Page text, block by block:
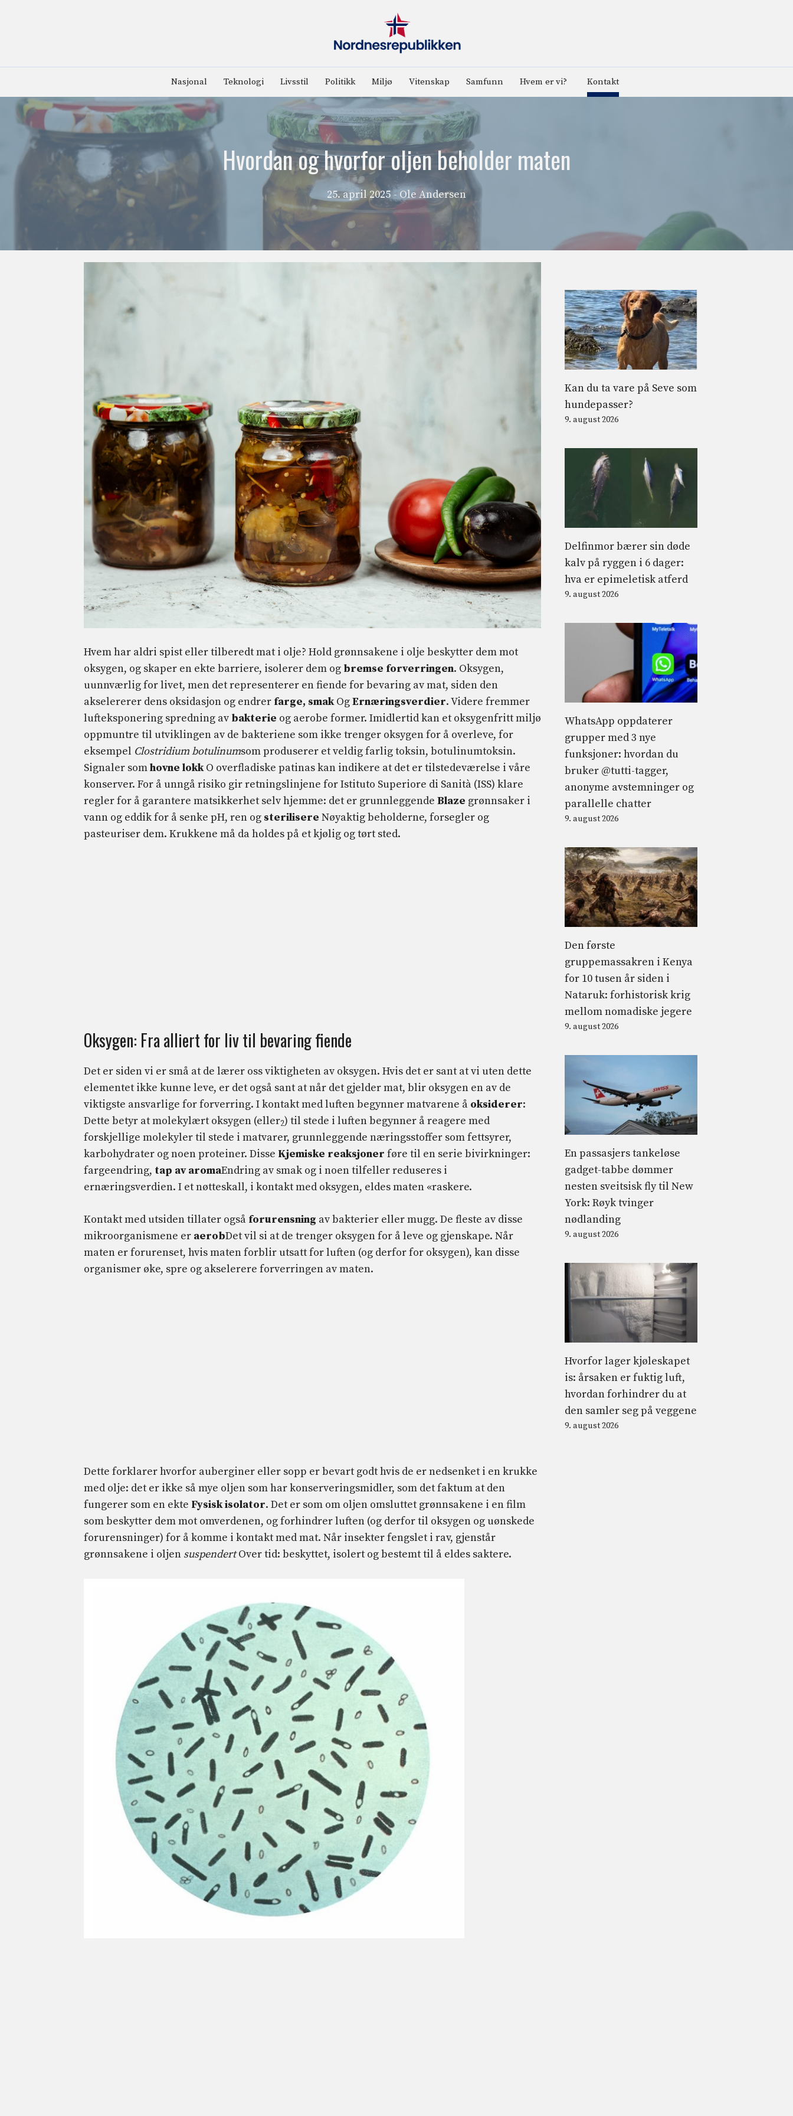
Nasjonal Teknologi Livsstil Politikk Miljø Vitenskap Samfunn Hvem er vi? Kontakt
Hvordan og hvorfor oljen beholder maten
25. april 2025 - Ole Andersen
Hvem har aldri spist eller tilberedt mat i olje? Hold grønnsakene i olje beskytter dem mot
oksygen, og skaper en ekte barriere, isolerer dem og bremse forverringen. Oksygen,
uunnværlig for livet, men det representerer en fiende for bevaring av mat, siden den
akselererer dens oksidasjon og endrer farge, smakOgErnæringsverdier. Videre fremmer
lufteksponering spredning av bakterie og aerobe former. Imidlertid kan et oksygenfritt miljø
oppmuntre til utviklingen av de bakteriene som ikke trenger oksygen for å overleve, for
eksempel Clostridium botulinumsom produserer et veldig farlig toksin, botulinumtoksin.
Signaler somhovne lokkO overfladiske patinas kan indikere at det er tilstedeværelse i våre
konserver. For å unngå risiko gir retningslinjene for Istituto Superiore di Sanità (ISS) klare
regler for å garantere matsikkerhet selv hjemme: det er grunnleggende Blaze grønnsaker i
vann og eddik for å senke pH, ren og sterilisere Nøyaktig beholderne, forsegler og
pasteuriser dem. Krukkene må da holdes på et kjølig og tørt sted.
Oksygen: Fra alliert for liv til bevaring fiende
Det er siden vi er små at de lærer oss viktigheten av oksygen. Hvis det er sant at vi uten dette
elementet ikke kunne leve, er det også sant at når det gjelder mat, blir oksygen en av de
viktigste ansvarlige for forverring. I kontakt med luften begynner matvarene å oksiderer:
Dette betyr at molekylært oksygen (eller2) til stede i luften begynner å reagere med
forskjellige molekyler til stede i matvarer, grunnleggende næringsstoffer som fettsyrer,
karbohydrater og noen proteiner. Disse Kjemiske reaksjoner føre til en serie bivirkninger:
fargeendring, tap av aromaEndring av smak og i noen tilfeller reduseres i
ernæringsverdien. I et nøtteskall, i kontakt med oksygen, eldes maten «raskere.
Kontakt med utsiden tillater også forurensning av bakterier eller mugg. De fleste av disse
mikroorganismene er aerobDet vil si at de trenger oksygen for å leve og gjenskape. Når
maten er forurenset, hvis maten forblir utsatt for luften (og derfor for oksygen), kan disse
organismer øke, spre og akselerere forverringen av maten.
Dette forklarer hvorfor auberginer eller sopp er bevart godt hvis de er nedsenket i en krukke
med olje: det er ikke så mye oljen som har konserveringsmidler, som det faktum at den
fungerer som en ekte Fysisk isolator. Det er som om oljen omsluttet grønnsakene i en film
som beskytter dem mot omverdenen, og forhindrer luften (og derfor til oksygen og uønskede
forurensninger) for å komme i kontakt med mat. Når insekter fengslet i rav, gjenstår
grønnsakene i oljen suspendertOver tid: beskyttet, isolert og bestemt til å eldes saktere.
Kan du ta vare på Seve som
hundepasser?
9. august 2026
Delfinmor bærer sin døde
kalv på ryggen i 6 dager:
hva er epimeletisk atferd
9. august 2026
WhatsApp oppdaterer
grupper med 3 nye
funksjoner: hvordan du
bruker @tutti-tagger,
anonyme avstemninger og
parallelle chatter
9. august 2026
Den første
gruppemassakren i Kenya
for 10 tusen år siden i
Nataruk: forhistorisk krig
mellom nomadiske jegere
9. august 2026
En passasjers tankeløse
gadget-tabbe dømmer
nesten sveitsisk fly til New
York: Røyk tvinger
nødlanding
9. august 2026
Hvorfor lager kjøleskapet
is: årsaken er fuktig luft,
hvordan forhindrer du at
den samler seg på veggene
9. august 2026